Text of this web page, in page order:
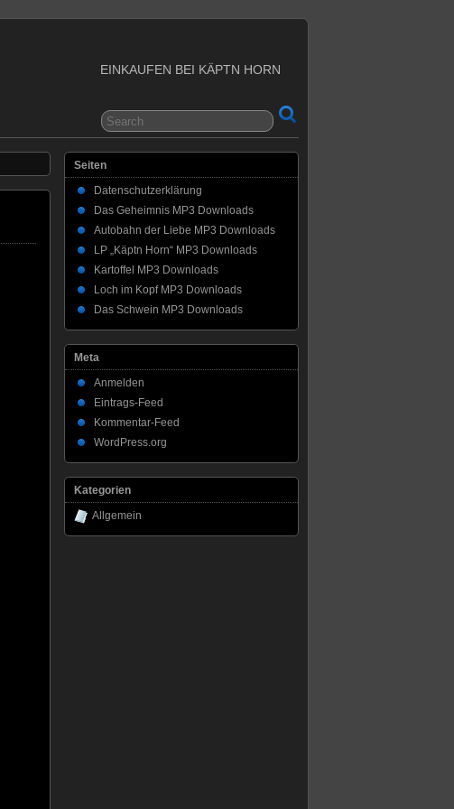
EINKAUFEN BEI KÄPTN HORN
Seiten
Datenschutzerklärung
Das Geheimnis MP3 Downloads
Autobahn der Liebe MP3 Downloads
LP „Käptn Horn“ MP3 Downloads
Kartoffel MP3 Downloads
Loch im Kopf MP3 Downloads
Das Schwein MP3 Downloads
Meta
Anmelden
Eintrags-Feed
Kommentar-Feed
WordPress.org
Kategorien
Allgemein